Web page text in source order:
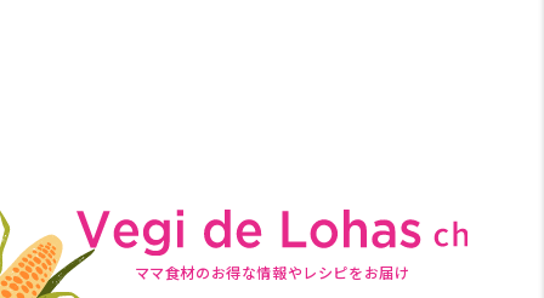
ママ食材のお得な情報やレシピをお届け